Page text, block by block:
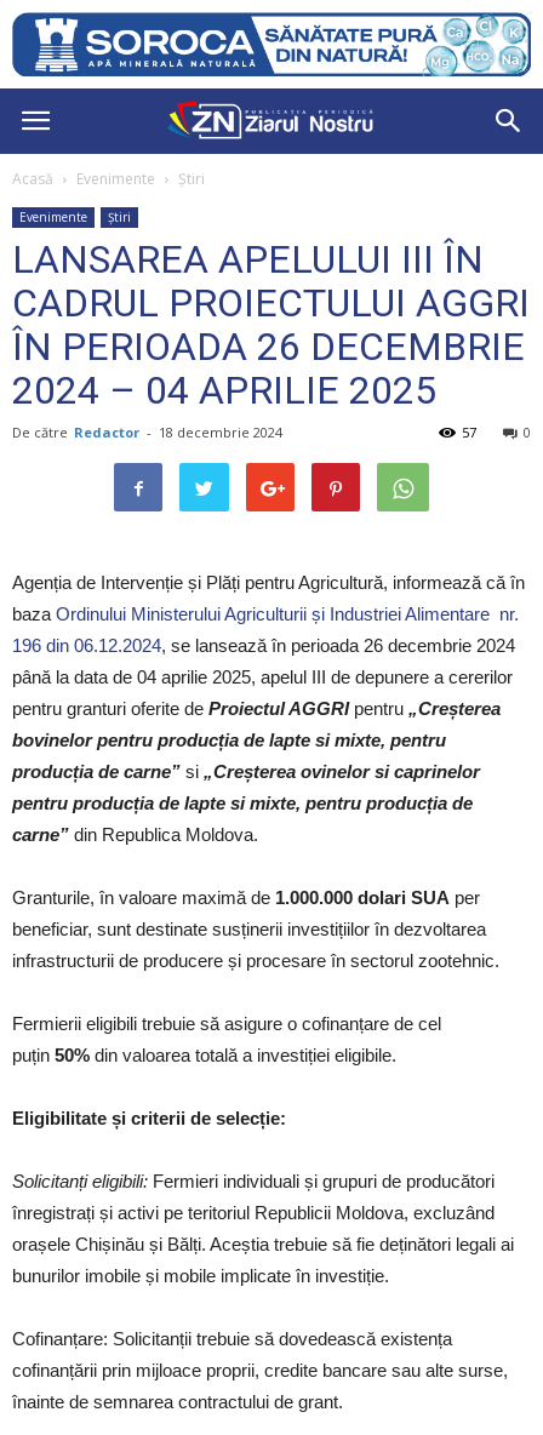
Acasă Evenimente Știri
Evenimente Știri
LANSAREA APELULUI III ÎN
CADRUL PROIECTULUI AGGRI
ÎN PERIOADA 26 DECEMBRIE
2024 – 04 APRILIE 2025
De către Redactor - 18 decembrie 2024 0
57
Agenția de Intervenție și Plăți pentru Agricultură, informează că în
baza Ordinului Ministerului Agriculturii și Industriei Alimentare nr.
196 din 06.12.2024, se lansează în perioada 26 decembrie 2024
până la data de 04 aprilie 2025, apelul III de depunere a cererilor
pentru granturi oferite de Proiectul AGGRIpentru „Creșterea
bovinelor pentru producția de lapte si mixte, pentru
producția de carne” si „Creșterea ovinelor si caprinelor
pentru producția de lapte si mixte, pentru producția de
carne” din Republica Moldova.
Granturile, în valoare maximă de 1.000.000 dolari SUA per
beneficiar, sunt destinate susținerii investițiilor în dezvoltarea
infrastructurii de producere și procesare în sectorul zootehnic.
Fermierii eligibili trebuie să asigure o cofinanțare de cel
puțin 50% din valoarea totală a investiției eligibile.
Eligibilitate și criterii de selecție:
Solicitanți eligibili: Fermieri individuali și grupuri de producători
înregistrați și activi pe teritoriul Republicii Moldova, excluzând
orașele Chișinău și Bălți. Aceștia trebuie să fie deținători legali ai
bunurilor imobile și mobile implicate în investiție.
Cofinanțare: Solicitanții trebuie să dovedească existența
cofinanțării prin mijloace proprii, credite bancare sau alte surse,
înainte de semnarea contractului de grant.